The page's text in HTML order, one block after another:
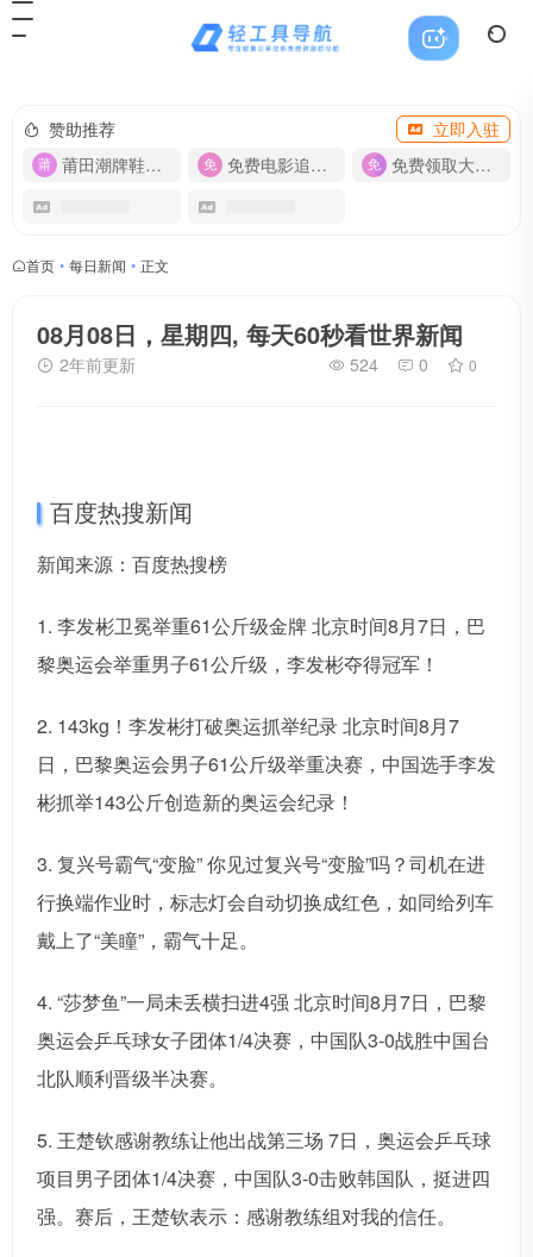
赞助推荐
立即入驻
莆田潮牌鞋服-货源
免费电影追剧APP 免费领取大流量卡【500G】
首页 • 每日新闻 • 正文
08月08日，星期四, 每天60秒看世界新闻
2年前更新 524 0 0
百度热搜新闻
新闻来源：百度热搜榜
1. 李发彬卫冕举重61公斤级金牌 北京时间8月7日，巴
黎奥运会举重男子61公斤级，李发彬夺得冠军！
2. 143kg！李发彬打破奥运抓举纪录 北京时间8月7
日，巴黎奥运会男子61公斤级举重决赛，中国选手李发
彬抓举143公斤创造新的奥运会纪录！
3. 复兴号霸气“变脸” 你见过复兴号“变脸”吗？司机在进
行换端作业时，标志灯会自动切换成红色，如同给列车
戴上了“美瞳”，霸气十足。
4. “莎梦鱼”一局未丢横扫进4强 北京时间8月7日，巴黎
奥运会乒乓球女子团体1/4决赛，中国队3-0战胜中国台
北队顺利晋级半决赛。
5. 王楚钦感谢教练让他出战第三场 7日，奥运会乒乓球
项目男子团体1/4决赛，中国队3-0击败韩国队，挺进四
强。赛后，王楚钦表示：感谢教练组对我的信任。